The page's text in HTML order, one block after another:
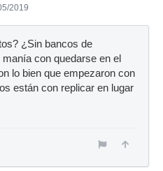
2019
¿Sin bancos de
con quedarse en el
lo bien que empezaron con
están con replicar en lugar